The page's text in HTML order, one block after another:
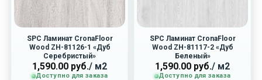
SPC Ламинат CronaFloor
Wood ZH-81126-1 «Дуб
Серебристый»
1,590.00 руб./ м2
Доступно для заказа
SPC Ламинат CronaFloor
Wood ZH-81117-2 «Дуб
Беленый»
1,590.00 руб./ м2
Доступно для заказа